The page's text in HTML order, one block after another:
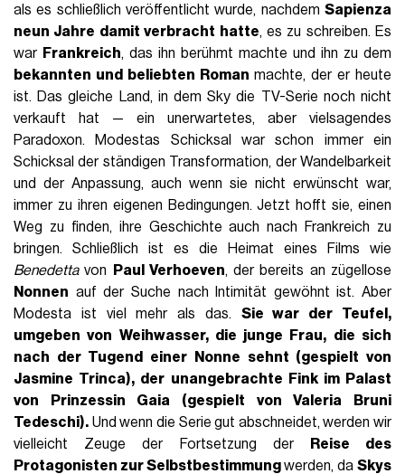
als es schließlich veröffentlicht wurde, nachdem Sapienza
neun Jahre damit verbracht hatte, es zu schreiben. Es
war Frankreich, das ihn berühmt machte und ihn zu dem
bekannten und beliebten Roman machte, der er heute
ist. Das gleiche Land, in dem Sky die TV-Serie noch nicht
verkauft hat — ein unerwartetes, aber vielsagendes
Paradoxon. Modestas Schicksal war schon immer ein
Schicksal der ständigen Transformation, der Wandelbarkeit
und der Anpassung, auch wenn sie nicht erwünscht war,
immer zu ihren eigenen Bedingungen. Jetzt hofft sie, einen
Weg zu finden, ihre Geschichte auch nach Frankreich zu
bringen. Schließlich ist es die Heimat eines Films wie
Benedettavon Paul Verhoeven, der bereits an zügellose
Nonnen auf der Suche nach Intimität gewöhnt ist. Aber
Modesta ist viel mehr als das. Sie war der Teufel,
umgeben von Weihwasser, die junge Frau, die sich
nach der Tugend einer Nonne sehnt (gespielt von
Jasmine Trinca), der unangebrachte Fink im Palast
von Prinzessin Gaia (gespielt von Valeria Bruni
Tedeschi). Und wenn die Serie gut abschneidet, werden wir
vielleicht Zeuge der Fortsetzung der
Reise des
Protagonisten zur Selbstbestimmungwerden, da Skys